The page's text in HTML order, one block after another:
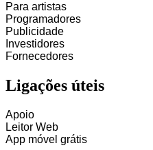
Para artistas
Programadores
Publicidade
Investidores
Fornecedores
Ligações úteis
Apoio
Leitor Web
App móvel grátis